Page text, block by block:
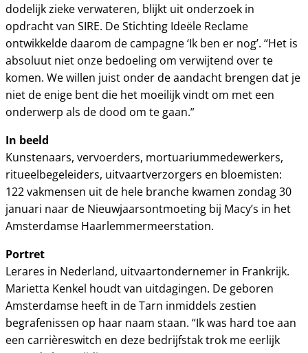
dodelijk zieke verwateren, blijkt uit onderzoek in
opdracht van SIRE. De Stichting Ideële Reclame
ontwikkelde daarom de campagne ‘Ik ben er nog’. “Het is
absoluut niet onze bedoeling om verwijtend over te
komen. We willen juist onder de aandacht brengen dat je
niet de enige bent die het moeilijk vindt om met een
onderwerp als de dood om te gaan.”
In beeld
Kunstenaars, vervoerders, mortuariummedewerkers,
ritueelbegeleiders, uitvaartverzorgers en bloemisten:
122 vakmensen uit de hele branche kwamen zondag 30
januari naar de Nieuwjaarsontmoeting bij Macy’s in het
Amsterdamse Haarlemmermeerstation.
Portret
Lerares in Nederland, uitvaartondernemer in Frankrijk.
Marietta Kenkel houdt van uitdagingen. De geboren
Amsterdamse heeft in de Tarn inmiddels zestien
begrafenissen op haar naam staan. “Ik was hard toe aan
een carrièreswitch en deze bedrijfstak trok me eerlijk